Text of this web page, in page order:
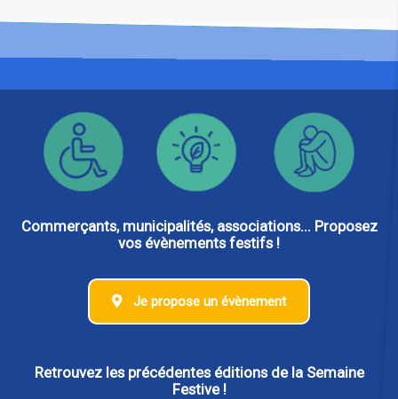
Commerçants, municipalités, associations... Proposez
vos évènements festifs !
Je propose un évènement
Retrouvez les précédentes éditions de la Semaine
Festive !